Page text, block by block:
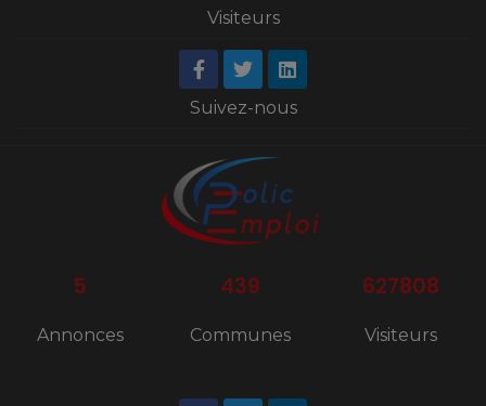
Visiteurs
Suivez-nous
5
Annonces
439
Communes
627808
Visiteurs